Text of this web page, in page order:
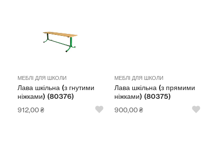
МЕБЛІ ДЛЯ ШКОЛИ
Лава шкільна (з гнутими
ніжками) (80376)
912,00₴
МЕБЛІ ДЛЯ ШКОЛИ
Лава шкільна (з прямими
ніжками) (80375)
900,00₴